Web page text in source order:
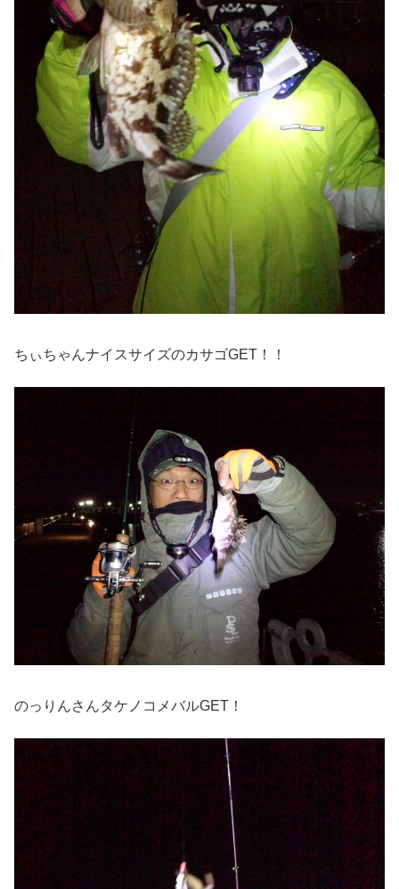
ちぃちゃんナイスサイズのカサゴGET！！
のっりんさんタケノコメバルGET！